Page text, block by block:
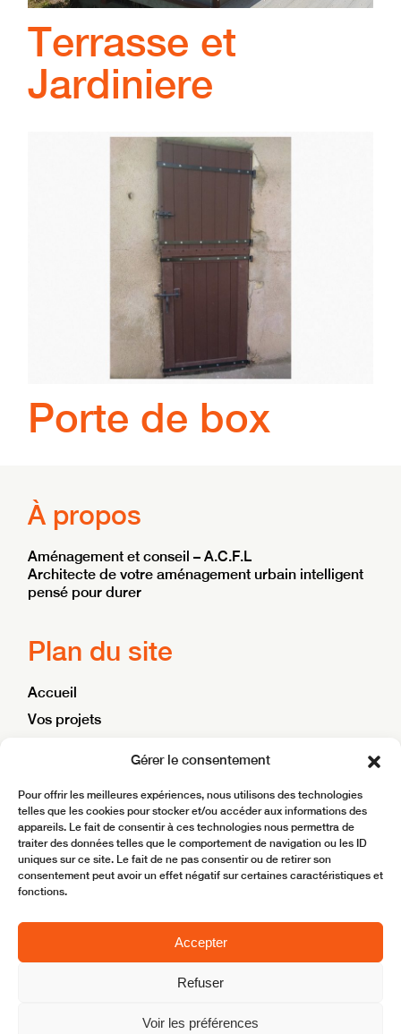
Gérer le consentement
Pour offrir les meilleures expériences, nous utilisons des technologies
telles que les cookies pour stocker et/ou accéder aux informations des
appareils. Le fait de consentir à ces technologies nous permettra de
traiter des données telles que le comportement de navigation ou les ID
uniques sur ce site. Le fait de ne pas consentir ou de retirer son
consentement peut avoir un effet négatif sur certaines caractéristiques et
fonctions.
Accepter
Refuser
Voir les préférences
Terrasse et
Jardiniere
Porte de box
À propos
Aménagement et conseil – A.C.F.L
Architecte de votre aménagement urbain intelligent
pensé pour durer
Plan du site
Accueil
Vos projets
Contact
Site réalisé parBoostMyBiz
Copyright © 2025 ACFL – Aménagement Conseil
Mentions légales